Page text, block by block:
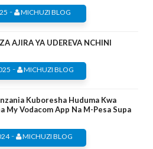
- MICHUZI BLOG
AJIRA YA UDEREVA NCHINI
- MICHUZI BLOG
Kuboresha Huduma Kwa
My Vodacom App Na M-Pesa Supa
- MICHUZI BLOG